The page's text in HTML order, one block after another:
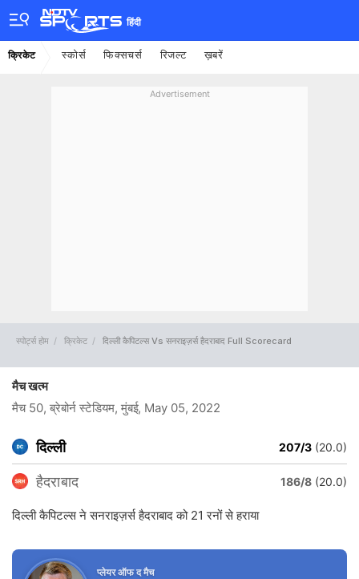
हिंदी
क्रिकेट स्कोर्स फिक्सचर्स रिजल्ट ख़बरें
Advertisement
स्पोर्ट्स होम क्रिकेट दिल्ली कैपिटल्स Vs सनराइज़र्स हैदराबाद Full Scorecard
मैच खत्म
मैच 50, ब्रेबोर्न स्टेडियम, मुंबई, May 05, 2022
दिल्ली 207/3 (20.0)
हैदराबाद 186/8 (20.0)
दिल्ली कैपिटल्स ने सनराइज़र्स हैदराबाद को 21 रनों से हराया
प्लेयर ऑफ द मैच